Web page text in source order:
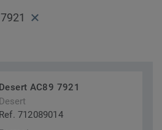
Desert AC89 7921
Desert
Ref. 712089014